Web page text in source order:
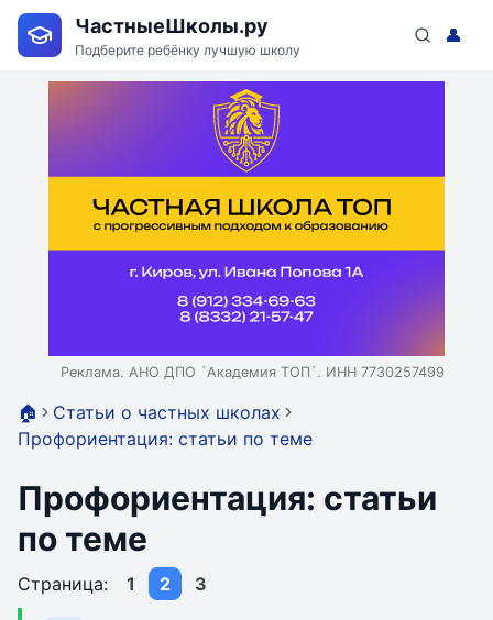
ЧастныеШколы.ру
Подберите ребёнку лучшую школу
👤
Реклама. АНО ДПО `Академия ТОП`. ИНН 7730257499
🏠
Статьи о частных школах
Профориентация: статьи по теме
Профориентация: статьи
по теме
Страница: 1 2 3